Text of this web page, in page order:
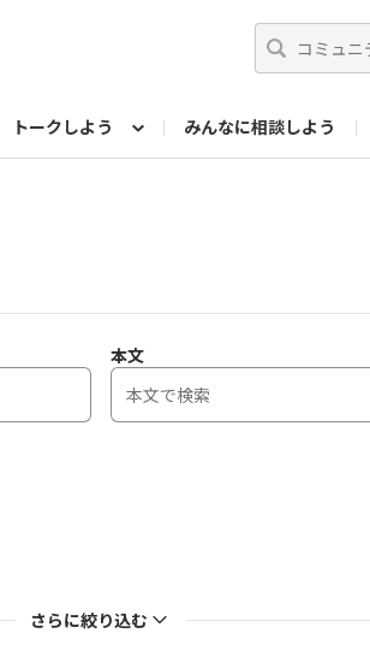
トークしよう みんなに相談しよう
本文
さらに絞り込む